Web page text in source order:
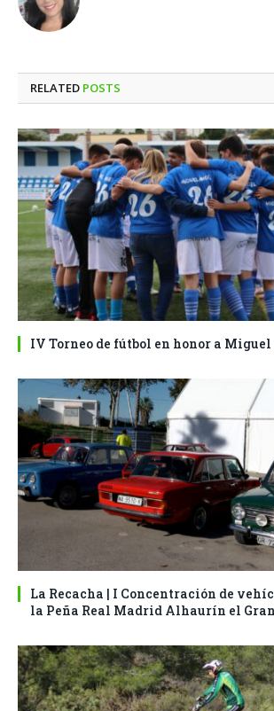
RELATED POSTS
IV Torneo de fútbol en honor a
La Recacha | I Concentración de
la Peña Real Madrid Alhaurín el